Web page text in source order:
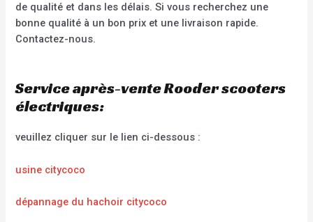
de qualité et dans les délais. Si vous recherchez une
bonne qualité à un bon prix et une livraison rapide.
Contactez-nous.
Service après-vente Rooder scooters
électriques:
veuillez cliquer sur le lien ci-dessous :
usine citycoco
dépannage du hachoir citycoco